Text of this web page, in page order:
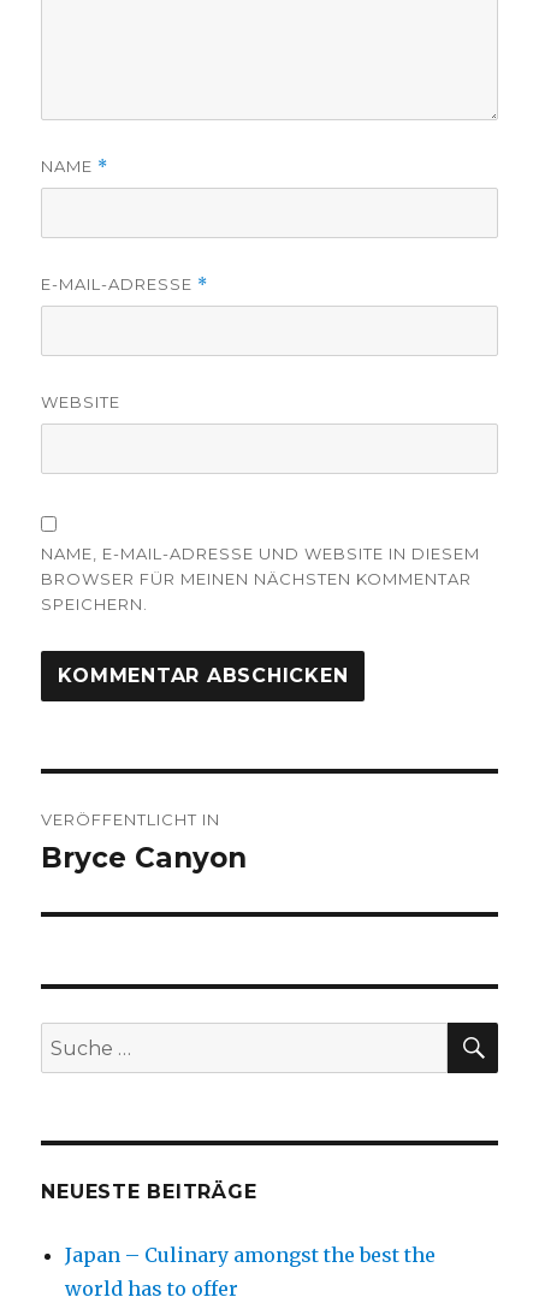
NAME *
E-MAIL-ADRESSE *
WEBSITE
NAME, E-MAIL-ADRESSE UND WEBSITE IN DIESEM
BROWSER FÜR MEINEN NÄCHSTEN KOMMENTAR
SPEICHERN.
VERÖFFENTLICHT IN
Bryce Canyon
Suche
nach:
NEUESTE BEITRÄGE
Japan – Culinary amongst the best the
world has to offer